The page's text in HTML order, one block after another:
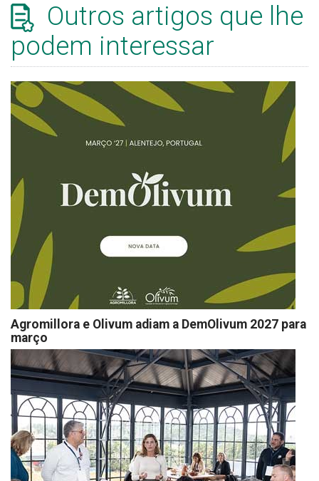
Outros artigos que lhe
podem interessar
Agromillora e Olivum adiam a DemOlivum 2027 para
março